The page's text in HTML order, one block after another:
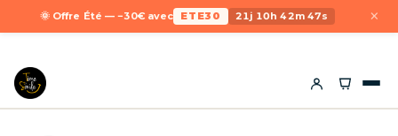
🌞 Offre Été — −30€ avec ETE30 21j 10h 42m 47s ×